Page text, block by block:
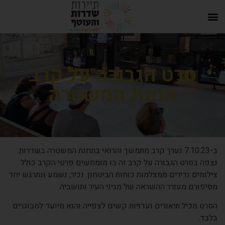
סרט הגבורה על קרב
תחנת המשטרה
ב-7.10.23 נערך קרב מתמשך והרואי בתחנת המשטרה בשדרות.
נצפה בסרט הגבורה על קרב זה בו מומחשים פרטי הקרב כולל
צילומים נדירים ממצלמות כוחות הביטחון. נכיר, נשמע ונתרגש יחד
מסיפורם מעורר ההשראה של מגיני העיר ותושביה.
הסרט מכיל תיאורים ועדויות קשים לצפייה והוא מיועד למבוגרים
בלבד.